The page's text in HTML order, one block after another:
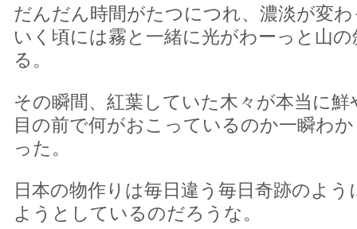
だんだん時間がたつにつれ、濃淡が変
いく頃には霧と一緒に光がわーっと山
る。
その瞬間、紅葉していた木々が本当に
目の前で何がおこっているのか一瞬わ
った。
日本の物作りは毎日違う毎日奇跡のよ
ようとしているのだろうな。